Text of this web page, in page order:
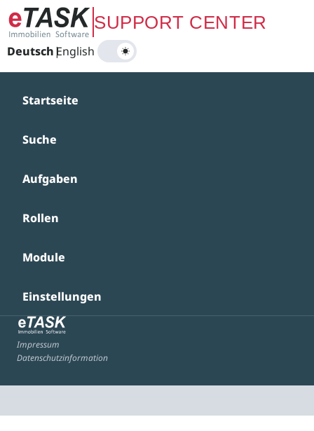
Zum Hauptinhalt springenSUPPORT CENTER
Deutsch|
English
Startseite
Suche
Aufgaben
Rollen
Module
Einstellungen
Impressum
Datenschutzinformation